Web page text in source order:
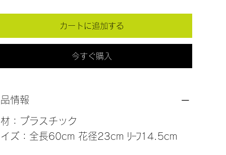
カートに追加する
今すぐ購入
情報
：プラスチック
ズ：全長60cm 花径23cm ﾘｰﾌ14.5cm